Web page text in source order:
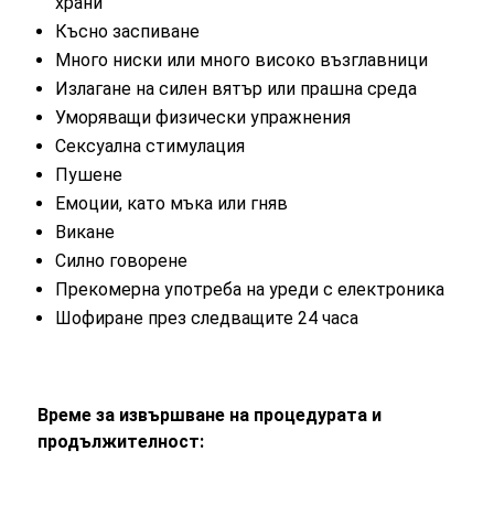
Късно заспиване
Много ниски или много високо възглавници
Излагане на силен вятър или прашна среда
Уморяващи физически упражнения
Сексуална стимулация
Пушене
Емоции, като мъка или гняв
Викане
Силно говорене
Прекомерна употреба на уреди с електроника
Шофиране през следващите 24 часа
Време за извършване на процедурата и
продължителност: